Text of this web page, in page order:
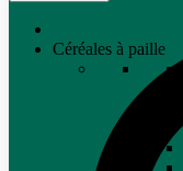
Céréales à paille